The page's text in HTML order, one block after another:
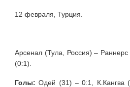
12 февраля, Турция.
Арсенал (Тула, Россия) –
(0:1).
Голы: Одей (31) – 0:1, К.Кангва